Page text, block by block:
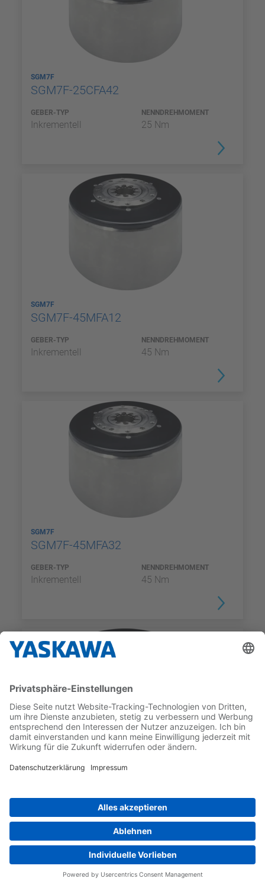
SGM7F
SGM7F-25CFA42
GEBER-TYP
Inkrementell
NENNDREHMOMENT
25 Nm
SGM7F
SGM7F-45MFA12
GEBER-TYP
Inkrementell
NENNDREHMOMENT
45 Nm
SGM7F
SGM7F-45MFA32
GEBER-TYP
Inkrementell
NENNDREHMOMENT
45 Nm
SGM7F-25CFA12
25 Nm